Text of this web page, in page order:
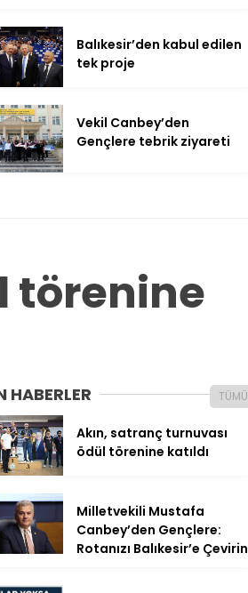
Balıkesir’den kabul edilen
tek proje
Vekil Canbey’den
Gençlere tebrik ziyareti
törenine
HABERLER TÜMÜ
Akın, satranç turnuvası
ödül törenine katıldı
Milletvekili Mustafa
Canbey’den Gençlere:
Rotanızı Balıkesir’e Çevirin